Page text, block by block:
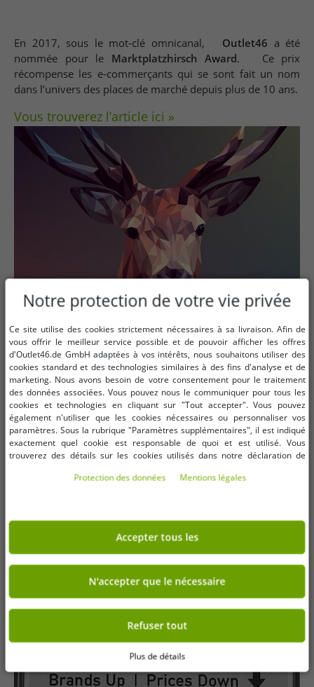
En 2017, sous le mot-clé omnicanal, Outlet46 a été
nommée pour le Marktplatzhirsch Award. Ce prix
récompense les e-commerçants qui se sont fait un nom
dans l’univers des places de marché depuis plus de 10 ans.
Vous trouverez l’article ici »
Computer BILD choisit les Top Shops 2017 :
Outlet46.de fait partie de la catégorie Mode &
Accessoires
Une fois par an, Computer BILD, avec le portail de
statistiques Statista, sélectionne les meilleurs e-
commerçants etdécerne le sceau « Top Shop »
Outlet46—pour la troisième année consécutive— a
sceau Top Shop.
Vous trouverez l’article ici »
Notre protection de votre vie privée
Ce site utilise des cookies strictement nécessaires à sa livraison. Afin de
vous offrir le meilleur service possible et de pouvoir afficher les offres
d'Outlet46.de GmbH adaptées à vos intérêts, nous souhaitons utiliser des
cookies standard et des technologies similaires à des fins d'analyse et de
marketing. Nous avons besoin de votre consentement pour le traitement
des données associées. Vous pouvez nous le communiquer pour tous les
cookies et technologies en cliquant sur "Tout accepter". Vous pouvez
également n'utiliser que les cookies nécessaires ou personnaliser vos
paramètres. Sous la rubrique "Paramètres supplémentaires", il est indiqué
exactement quel cookie est responsable de quoi et est utilisé. Vous
trouverez des détails sur les cookies utilisés dans notre déclaration de
consentement à tout moment. Les coordonnées se trouvent dans les
Protection des données Mentions légales
Accepter tous les
N'accepter que le nécessaire
Refuser tout
Plus de détails